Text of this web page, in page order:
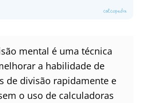
mental é uma técnica
a habilidade de
de divisão rapidamente e
o uso de calculadoras